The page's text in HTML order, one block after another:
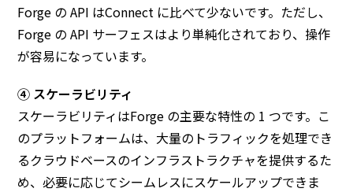
Forge の API はConnect に比べて少ないです。ただし、
Forge の API サーフェスはより単純化されており、操作
が容易になっています。
④ スケーラビリティ
スケーラビリティはForge の主要な特性の 1 つです。こ
のプラットフォームは、大量のトラフィックを処理でき
るクラウドベースのインフラストラクチャを提供するた
め、必要に応じてシームレスにスケールアップできま